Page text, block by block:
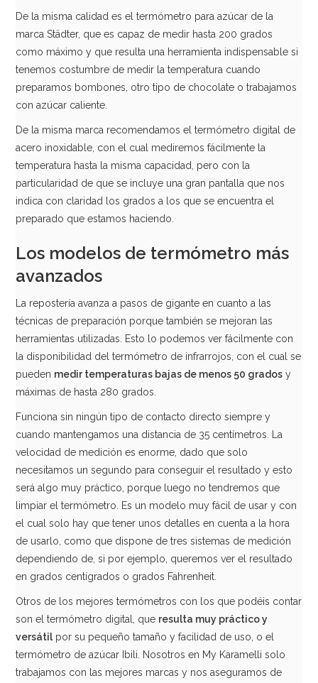
De la misma calidad es el termómetro para azúcar de la
marca Städter, que es capaz de medir hasta 200 grados
como máximo y que resulta una herramienta indispensable si
tenemos costumbre de medir la temperatura cuando
preparamos bombones, otro tipo de chocolate o trabajamos
con azúcar caliente.
De la misma marca recomendamos el termómetro digital de
acero inoxidable, con el cual mediremos fácilmente la
temperatura hasta la misma capacidad, pero con la
particularidad de que se incluye una gran pantalla que nos
indica con claridad los grados a los que se encuentra el
preparado que estamos haciendo.
Los modelos de termómetro más
avanzados
La repostería avanza a pasos de gigante en cuanto a las
técnicas de preparación porque también se mejoran las
herramientas utilizadas. Esto lo podemos ver fácilmente con
la disponibilidad del termómetro de infrarrojos, con el cual se
pueden medir temperaturas bajas de menos 50 grados y
máximas de hasta 280 grados.
Funciona sin ningún tipo de contacto directo siempre y
cuando mantengamos una distancia de 35 centímetros. La
velocidad de medición es enorme, dado que solo
necesitamos un segundo para conseguir el resultado y esto
será algo muy práctico, porque luego no tendremos que
limpiar el termómetro. Es un modelo muy fácil de usar y con
el cual solo hay que tener unos detalles en cuenta a la hora
de usarlo, como que dispone de tres sistemas de medición
dependiendo de, si por ejemplo, queremos ver el resultado
en grados centígrados o grados Fahrenheit.
Otros de los mejores termómetros con los que podéis contar
son el termómetro digital, que resulta muy práctico y
versátil por su pequeño tamaño y facilidad de uso, o el
termómetro de azúcar Ibili. Nosotros en My Karamelli solo
trabajamos con las mejores marcas y nos aseguramos de